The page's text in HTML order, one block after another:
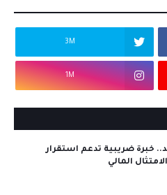
3M
1M
خبرة ضريبية تدعم استقرار
المالي